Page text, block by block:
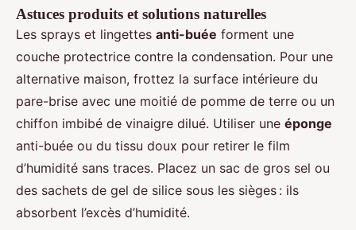
Astuces produits et solutions naturelles
Les sprays et lingettes anti-buée forment une
couche protectrice contre la condensation. Pour une
alternative maison, frottez la surface intérieure du
pare-brise avec une moitié de pomme de terre ou un
chiffon imbibé de vinaigre dilué. Utiliser une éponge
anti-buée ou du tissu doux pour retirer le film
d’humidité sans traces. Placez un sac de gros sel ou
des sachets de gel de silice sous les sièges : ils
absorbent l’excès d’humidité.